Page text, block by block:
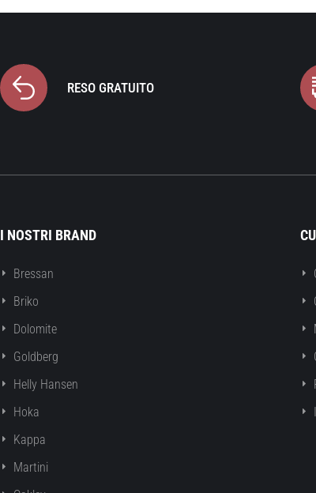
RESO GRATUITO
I NOSTRI BRAND
Bressan
Briko
Dolomite
Goldberg
Helly Hansen
Hoka
Kappa
Martini